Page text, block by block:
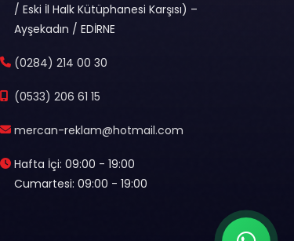
/ Eski İl Halk Kütüphanesi Karşısı) –
Ayşekadın / EDİRNE
(0284) 214 00 30
(0533) 206 61 15
mercan-reklam@hotmail.com
Hafta İçi: 09:00 - 19:00
Cumartesi: 09:00 - 19:00